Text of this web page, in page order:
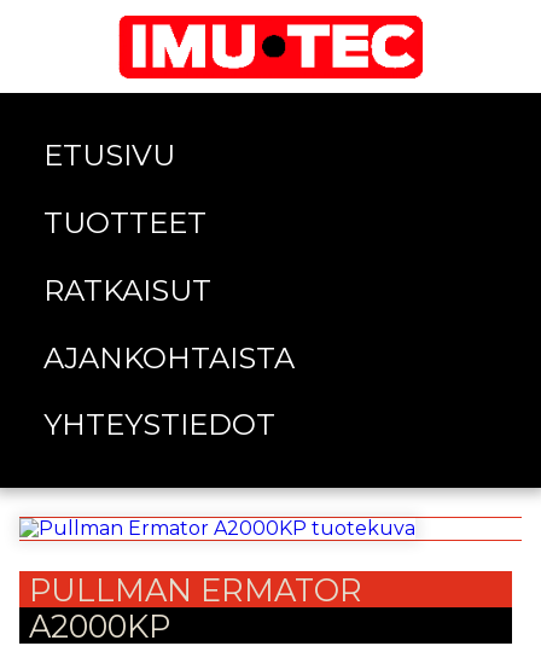
ETUSIVU
TUOTTEET
RATKAISUT
AJANKOHTAISTA
YHTEYSTIEDOT
PULLMAN ERMATOR
A2000KP